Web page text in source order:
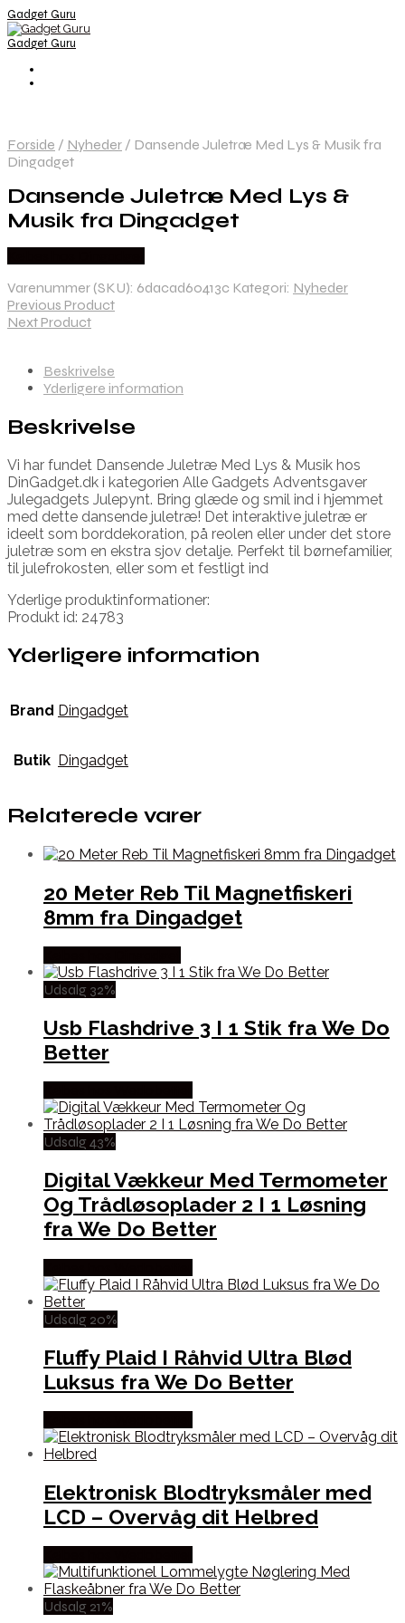
Gadget Guru
Gadget Guru
Forside / Nyheder / Dansende Juletræ Med Lys & Musik fra
Dingadget
Dansende Juletræ Med Lys &
Musik fra Dingadget
Varenummer (SKU): 6dacad60413c Kategori: Nyheder
Previous Product
Next Product
Beskrivelse
Yderligere information
Beskrivelse
Vi har fundet Dansende Juletræ Med Lys & Musik hos
DinGadget.dk i kategorien Alle Gadgets Adventsgaver
Julegadgets Julepynt. Bring glæde og smil ind i hjemmet
med dette dansende juletræ! Det interaktive juletræ er
ideelt som borddekoration, på reolen eller under det store
juletræ som en ekstra sjov detalje. Perfekt til børnefamilier,
til julefrokosten, eller som et festligt ind
Yderlige produktinformationer:
Produkt id: 24783
Yderligere information
Brand Dingadget
Butik Dingadget
Relaterede varer
20 Meter Reb Til Magnetfiskeri
8mm fra Dingadget
Udsalg 32%
Usb Flashdrive 3 I 1 Stik fra We Do
Better
Udsalg 43%
Digital Vækkeur Med Termometer
Og Trådløsoplader 2 I 1 Løsning
fra We Do Better
Udsalg 20%
Fluffy Plaid I Råhvid Ultra Blød
Luksus fra We Do Better
Elektronisk Blodtryksmåler med
LCD – Overvåg dit Helbred
Udsalg 21%